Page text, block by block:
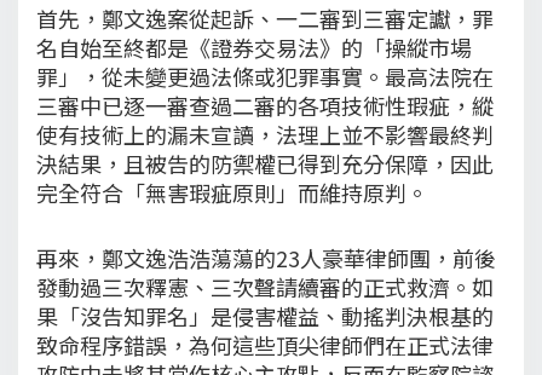
首先，鄭文逸案從起訴、一二審到三審定讞，罪
名自始至終都是《證券交易法》的「操縱市場
罪」，從未變更過法條或犯罪事實。最高法院在
三審中已逐一審查過二審的各項技術性瑕疵，縱
使有技術上的漏未宣讀，法理上並不影響最終判
決結果，且被告的防禦權已得到充分保障，因此
完全符合「無害瑕疵原則」而維持原判。
再來，鄭文逸浩浩蕩蕩的23人豪華律師團，前後
發動過三次釋憲、三次聲請續審的正式救濟。如
果「沒告知罪名」是侵害權益、動搖判決根基的
致命程序錯誤，為何這些頂尖律師們在正式法律